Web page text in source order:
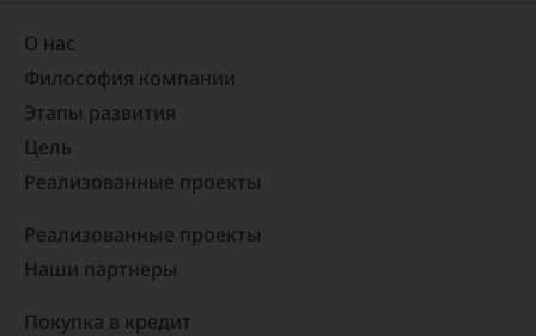
О нас
Философия компании
Этапы развития
Цель
Реализованные проекты​
Реализованные проекты
Наши партнеры
Покупка в кредит